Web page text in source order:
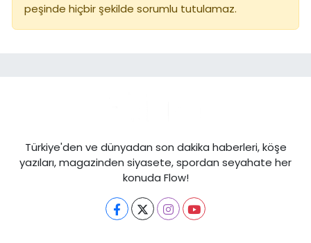
peşinde hiçbir şekilde sorumlu tutulamaz.
Türkiye'den ve dünyadan son dakika haberleri, köşe
yazıları, magazinden siyasete, spordan seyahate her
konuda Flow!